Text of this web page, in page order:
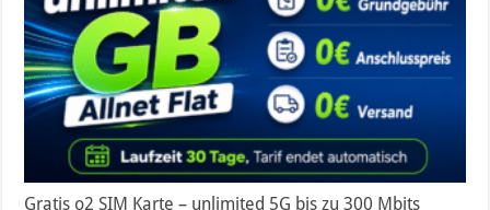
Gratis o2 SIM Karte – unlimited 5G bis zu 300 Mbits